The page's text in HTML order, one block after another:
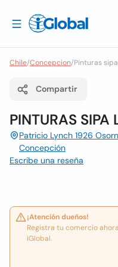
Chile/Concepcion/Pinturas
Compartir
PINTURAS SIPA
Patricio Lynch 1926
Concepción
Escribe una reseña
¡Atención dueños!
Registra tu comercio
iGlobal.